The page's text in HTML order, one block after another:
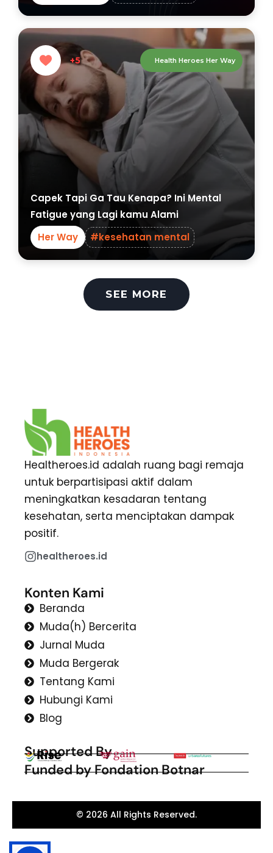
+5 Health Heroes Her Way
Capek Tapi Ga Tau Kenapa? Ini Mental
Fatigue yang Lagi kamu Alami
Her Way
#kesehatan mental
SEE MORE
Healtheroes.id adalah ruang bagi remaja
untuk berpartisipasi aktif dalam
meningkatkan kesadaran tentang
kesehatan, serta menciptakan dampak
positif.
healtheroes.id
Konten Kami
Beranda
Muda(h) Bercerita
Jurnal Muda
Muda Bergerak
Tentang Kami
Hubungi Kami
Blog
Supported By
Funded by Fondation Botnar
© 2026 All Rights Reserved.